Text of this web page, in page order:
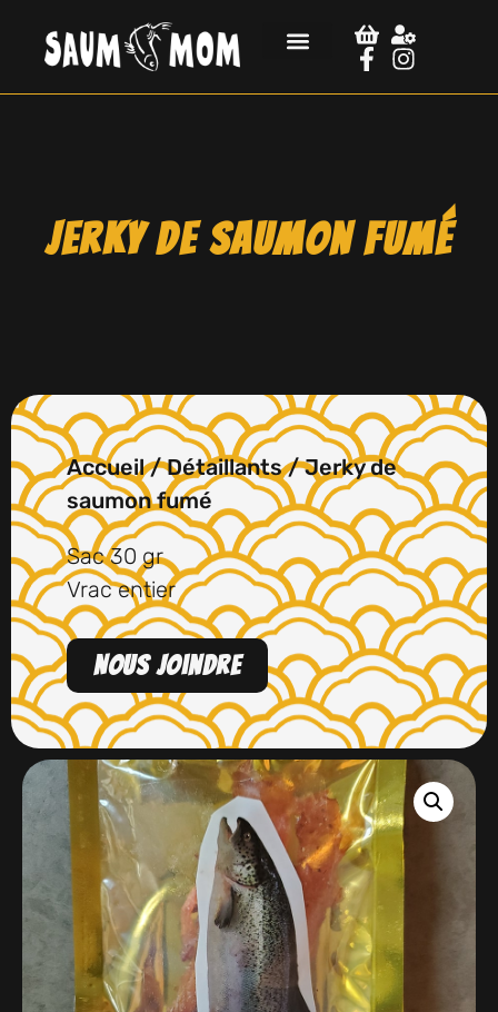
Jerky de saumon fumé
Accueil/Détaillants/ Jerky de
saumon fumé
Sac 30 gr
Vrac entier
Nous joindre